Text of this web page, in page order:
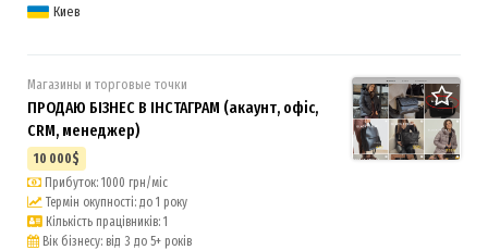
Киев
Магазины и торговые точки
ПРОДАЮ БІЗНЕС В ІНСТАГРАМ (акаунт, офіс,
CRM, менеджер)
10 000$
Прибуток: 1000 грн/міс
Термін окупності: до 1 року
Кількість працівників: 1
Вік бізнесу: від 3 до 5+ років